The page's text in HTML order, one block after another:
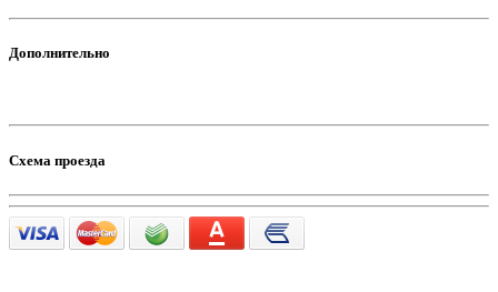
Дополнительно
Схема проезда